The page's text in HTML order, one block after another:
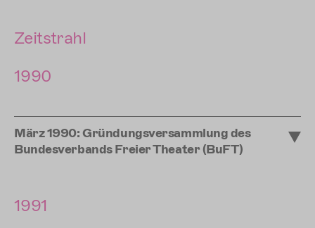
Zeitstrahl
1990
März 1990: Gründungsversammlung des
Bundesverbands Freier Theater (BuFT)
1991